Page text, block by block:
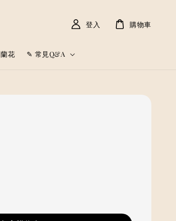
蘭花 ✎ 常見Q&A
登入 購物車